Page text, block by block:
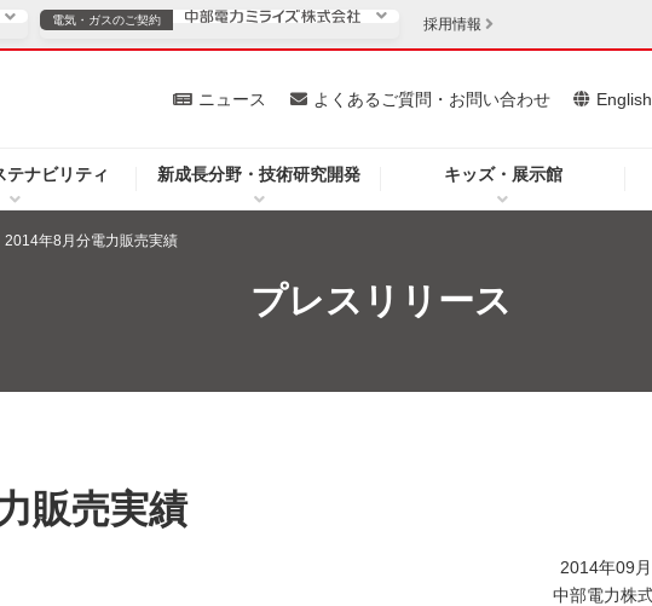
テナビリティ 新成長分野・技術研究開発 キッズ・展示館
ニュース よくあるご質問・お問い合わせ English
ご案内 安定供給
企業情報
電気・ガスのご契約
約
個人のお客さま 法人のお客さま
採用情報
2014年8月分電力販売実績
プレスリリース
販売実績
2014年09
中部電力株